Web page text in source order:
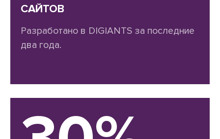
САЙТОВ
Разработано в DIGIANTS за последние
два года.